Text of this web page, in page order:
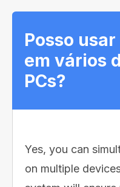
Posso
em vários
PCs?
Yes, you can
on multiple